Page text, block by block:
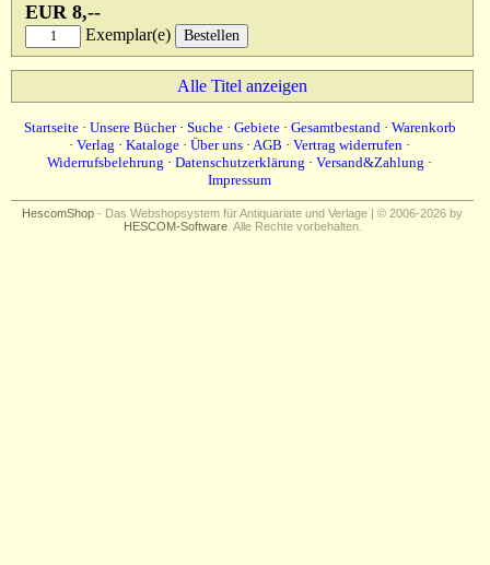
Datenschutz
Versand&Zahlung
EUR 8,--
Exemplar(e)
Alle Titel anzeigen
Startseite· Unsere Bücher· Suche· Gebiete· Gesamtbestand· Warenkorb
· Verlag · Kataloge · Über uns · AGB · Vertrag widerrufen ·
Widerrufsbelehrung · Datenschutzerklärung · Versand&Zahlung ·
Impressum
HescomShop - Das Webshopsystem für Antiquariate und Verlage | © 2006-2026 by
HESCOM-Software. Alle Rechte vorbehalten.